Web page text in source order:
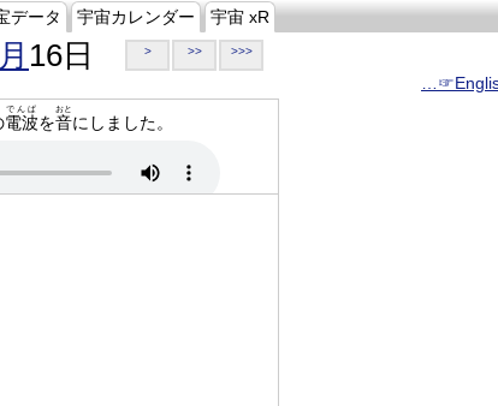
データ 宇宙カレンダー 宇宙 xR
16日 > >> >>>
電波
でんぱ
を音
おと
にしました。